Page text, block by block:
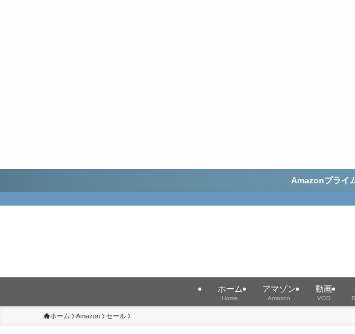
Amazonプライ
ホーム
Home
アマゾン
Amazon
動画
VOD
ホーム Amazon セール